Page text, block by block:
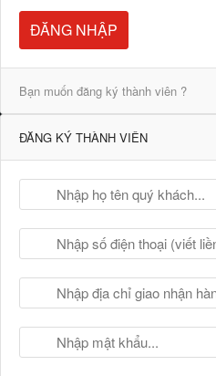
ĐĂNG NHẬP
Bạn muốn đăng ký thành viên ?
ĐĂNG KÝ THÀNH VIÊN